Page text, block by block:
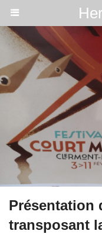
Présentation
transposant